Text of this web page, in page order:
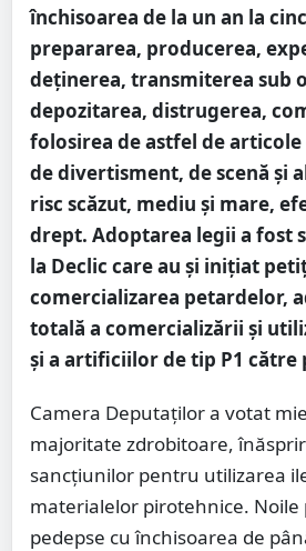
închisoarea de la un an la
prepararea, producerea,
deţinerea, transmiterea sub
depozitarea, distrugerea,
folosirea de astfel de
de divertisment, de scenă şi
risc scăzut, mediu şi mare,
drept. Adoptarea legii a fost
la Declic care au și inițiat
comercializarea petardelor,
totală a comercializării și
și a artificiilor de tip P1 către
Camera Deputaților a votat
majoritate zdrobitoare,
sancțiunilor pentru utilizarea
materialelor pirotehnice. Noile
pedepse cu închisoarea de